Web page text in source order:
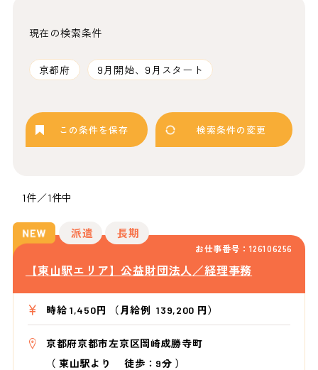
現在の検索条件
京都府 9月開始、9月スタート
この条件を保存 検索条件の変更
1件／1件中
お仕事番号：126106256
派遣 長期
【東山駅エリア】公益財団法人／経理事務
時給 1,450円 （月給例 139,200 円）
京都府京都市左京区岡崎成勝寺町
（東山駅より徒歩：9分 ）